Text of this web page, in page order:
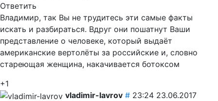
Ответить
Владимир, так Вы не трудитесь эти самые факты
искать и разбираться. Вдруг они пошатнут Ваши
представление о человеке, который выдаёт
американские вертолёты за российские и, словно
стареющая женщина, накачивается ботоксом
+1
vladimir-lavrov # 23:24 23.06.2017